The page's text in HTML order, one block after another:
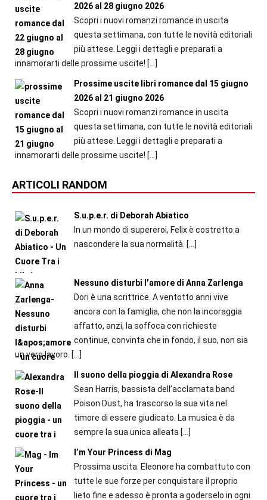
2026 al 28 giugno 2026
Scopri i nuovi romanzi romance in uscita
questa settimana, con tutte le novità editoriali
più attese. Leggi i dettagli e preparati a
innamorarti delle prossime uscite! […]
Prossime uscite libri romance dal 15 giugno
2026 al 21 giugno 2026
Scopri i nuovi romanzi romance in uscita
questa settimana, con tutte le novità editoriali
più attese. Leggi i dettagli e preparati a
innamorarti delle prossime uscite! […]
ARTICOLI RANDOM
S.u.p.e.r. di Deborah Abiatico
In un mondo di supereroi, Felix è costretto a
nascondere la sua normalità. […]
Nessuno disturbi l’amore di Anna Zarlenga
Dori è una scrittrice. A ventotto anni vive
ancora con la famiglia, che non la incoraggia
affatto, anzi, la soffoca con richieste
continue, convinta che in fondo, il suo, non sia
un vero lavoro. […]
Il suono della pioggia di Alexandra Rose
Sean Harris, bassista dell’acclamata band
Poison Dust, ha trascorso la sua vita nel
timore di essere giudicato. La musica è da
sempre la sua unica alleata […]
I’m Your Princess di Mag
Prossima uscita. Eleonore ha combattuto con
tutte le sue forze per conquistare il proprio
lieto fine e adesso è pronta a goderselo in ogni